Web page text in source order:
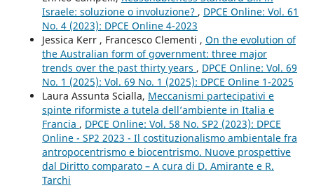
Israele: soluzione o involuzione? , DPCE Online: Vol. 61
No. 4 (2023): DPCE Online 4-2023
Jessica Kerr , Francesco Clementi , On the evolution of
the Australian form of government: three major
trends over the past thirty years , DPCE Online: Vol. 69
No. 1 (2025): Vol. 69 No. 1 (2025): DPCE Online 1-2025
Laura Assunta Scialla, Meccanismi partecipativi e
spinte riformiste a tutela dell’ambiente in Italia e
Francia , DPCE Online: Vol. 58 No. SP2 (2023): DPCE
Online - SP2 2023 - Il costituzionalismo ambientale fra
antropocentrismo e biocentrismo. Nuove prospettive
dal Diritto comparato – A cura di D. Amirante e R.
Tarchi